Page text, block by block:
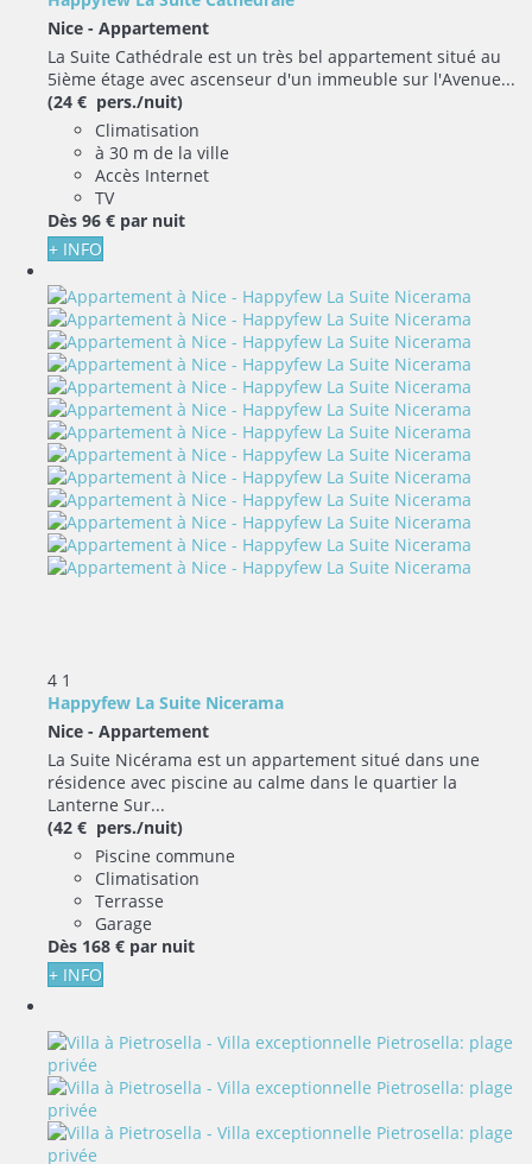
Nice - Appartement
La Suite Cathédrale est un très bel appartement situé au
5ième étage avec ascenseur d'un immeuble sur l'Avenue...
(24 € pers./nuit)
Climatisation
à 30 m de la ville
Accès Internet
TV
Dès 96 € par nuit
+ INFO
4 1
Happyfew La Suite Nicerama
Nice - Appartement
La Suite Nicérama est un appartement situé dans une
résidence avec piscine au calme dans le quartier la
Lanterne Sur...
(42 € pers./nuit)
Piscine commune
Climatisation
Terrasse
Garage
Dès 168 € par nuit
+ INFO